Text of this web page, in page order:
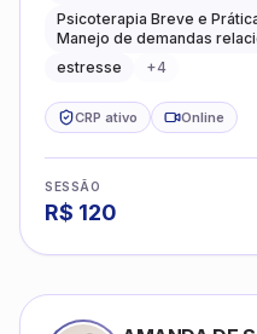
Psicoterapia Breve e
Manejo de demandas
estresse
+4
CRP ativo Online
SESSÃO
R$ 120